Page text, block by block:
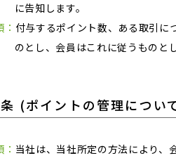
に告知します。
付与するポイント数、ある取引に
のとし、会員はこれに従うものとし
(ポイントの管理につい
当社は、当社所定の方法により、